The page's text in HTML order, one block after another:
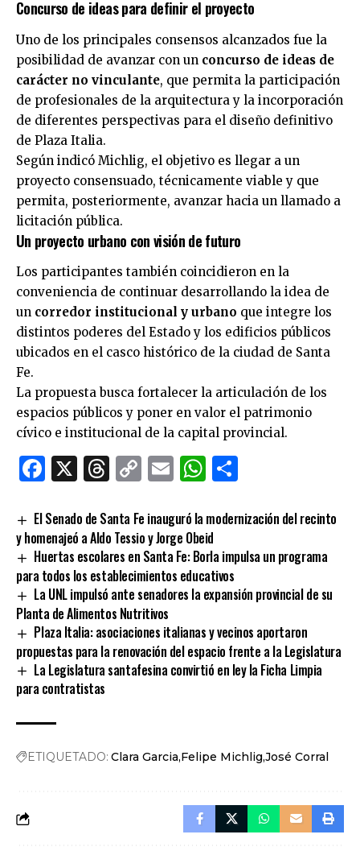
Concurso de ideas para definir el proyecto
Uno de los principales consensos alcanzados fue la
posibilidad de avanzar con un concurso de ideas de
carácter no vinculante, que permita la participación
de profesionales de la arquitectura y la incorporación
de diferentes perspectivas para el diseño definitivo
de Plaza Italia.
Según indicó Michlig, el objetivo es llegar a un
proyecto consensuado, técnicamente viable y que
permita, posteriormente, avanzar hacia un llamado a
licitación pública.
Un proyecto urbano con visión de futuro
Los participantes también coincidieron en la
conveniencia de continuar desarrollando la idea de
un corredor institucional y urbano que integre los
distintos poderes del Estado y los edificios públicos
ubicados en el casco histórico de la ciudad de Santa
Fe.
La propuesta busca fortalecer la articulación de los
espacios públicos y poner en valor el patrimonio
cívico e institucional de la capital provincial.
Facebook
X Threads
CopyEmailWhatsApp
El Senado de Santa Fe inauguró la modernización del recinto
y homenajeó a Aldo Tessio y Jorge Obeid
Huertas escolares en Santa Fe: Borla impulsa un programa
para todos los establecimientos educativos
La UNL impulsó ante senadores la expansión provincial de su
Planta de Alimentos Nutritivos
Plaza Italia: asociaciones italianas y vecinos aportaron
propuestas para la renovación del espacio frente a la Legislatura
La Legislatura santafesina convirtió en ley la Ficha Limpia
para contratistas
ETIQUETADO: Clara Garcia Felipe Michlig José Corral